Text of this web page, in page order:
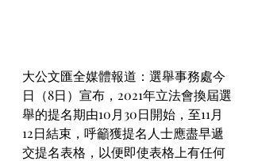
大公文匯全媒體報道：選舉事務處今
日（8日）宣布，2021年立法會換屆選
舉的提名期由10月30日開始，至11月
12日結束，呼籲獲提名人士應盡早遞
交提名表格，以便即使表格上有任何